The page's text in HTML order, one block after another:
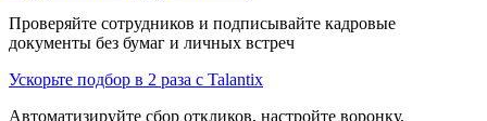
Проверяйте сотрудников и подписывайте кадровые
документы без бумаг и личных встреч
Ускорьте подбор в 2 раза с Talantix
Автоматизируйте сбор откликов, настройте воронку,